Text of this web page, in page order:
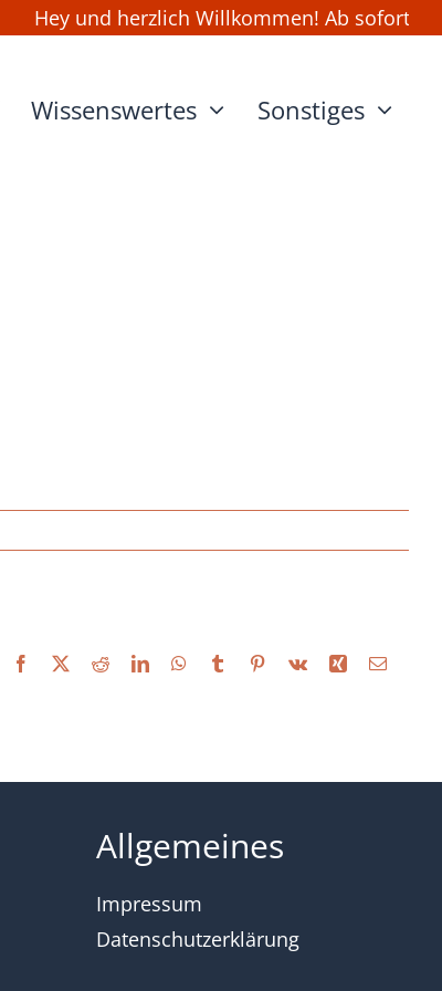
Hey und herzlich Willkommen! Ab sofort
Wissenswertes Sonstiges
Facebook RedditLinkedInWhatsApp
Tumblr Pinterest
Vk Xing E-
Allgemeines
Impressum
Datenschutzerklärung